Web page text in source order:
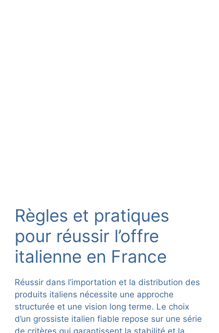
Règles et pratiques
pour réussir l’offre
italienne en France
Réussir dans l’importation et la distribution des
produits italiens nécessite une approche
structurée et une vision long terme. Le choix
d’un grossiste italien fiable repose sur une série
de critères qui garantissent la stabilité et la